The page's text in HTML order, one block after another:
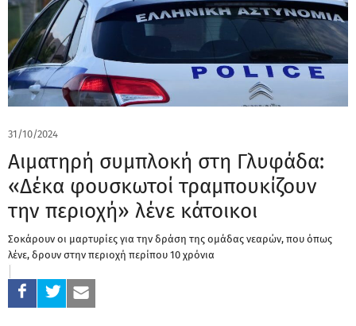
31/10/2024
Αιματηρή συμπλοκή στη Γλυφάδα:
«Δέκα φουσκωτοί τραμπουκίζουν
την περιοχή» λένε κάτοικοι
Σοκάρουν οι μαρτυρίες για την δράση της ομάδας νεαρών, που όπως
λένε, δρουν στην περιοχή περίπου 10 χρόνια